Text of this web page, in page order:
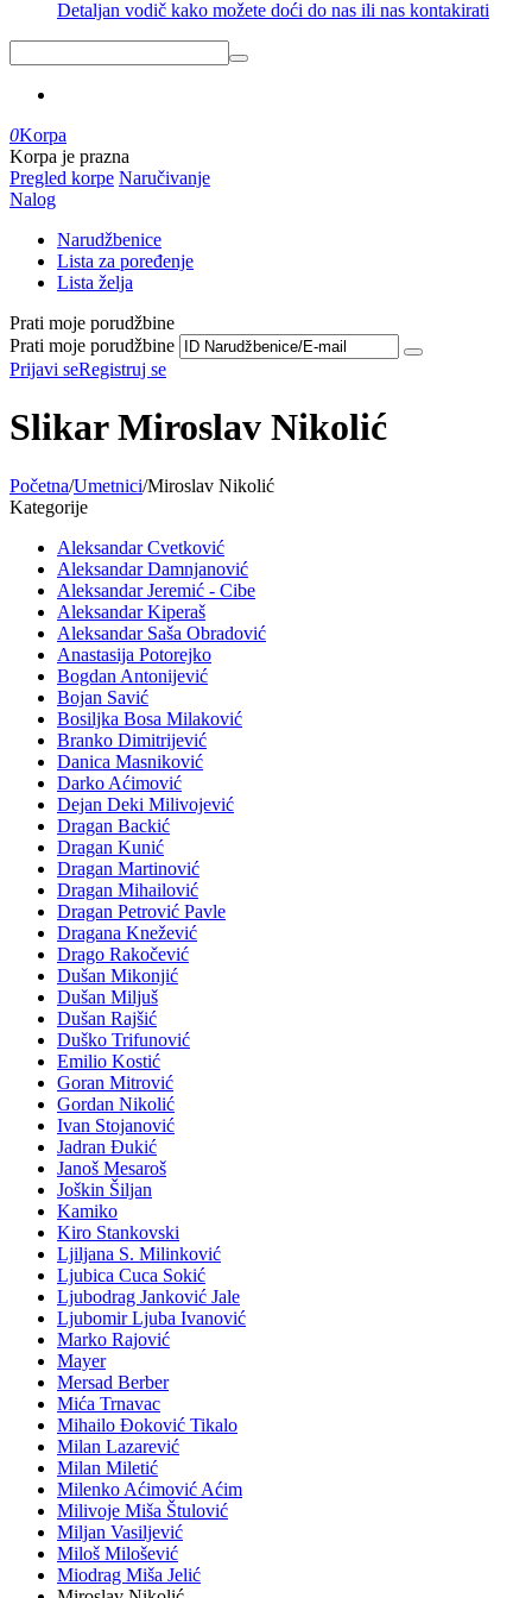
Detaljan vodič kako možete doći do nas ili nas kontakirati
0Korpa
Korpa je prazna
Pregled korpe Naručivanje
Nalog
Narudžbenice
Lista za poređenje
Lista želja
Prati moje porudžbine
Prati moje porudžbine
Prijavi seRegistruj se
Slikar Miroslav Nikolić
Početna/Umetnici/Miroslav Nikolić
Kategorije
Aleksandar Cvetković
Aleksandar Damnjanović
Aleksandar Jeremić - Cibe
Aleksandar Kiperaš
Aleksandar Saša Obradović
Anastasija Potorejko
Bogdan Antonijević
Bojan Savić
Bosiljka Bosa Milaković
Branko Dimitrijević
Danica Masniković
Darko Aćimović
Dejan Deki Milivojević
Dragan Backić
Dragan Kunić
Dragan Martinović
Dragan Mihailović
Dragan Petrović Pavle
Dragana Knežević
Drago Rakočević
Dušan Mikonjić
Dušan Miljuš
Dušan Rajšić
Duško Trifunović
Emilio Kostić
Goran Mitrović
Gordan Nikolić
Ivan Stojanović
Jadran Đukić
Janoš Mesaroš
Joškin Šiljan
Kamiko
Kiro Stankovski
Ljiljana S. Milinković
Ljubica Cuca Sokić
Ljubodrag Janković Jale
Ljubomir Ljuba Ivanović
Marko Rajović
Mayer
Mersad Berber
Mića Trnavac
Mihailo Đoković Tikalo
Milan Lazarević
Milan Miletić
Milenko Aćimović Aćim
Milivoje Miša Štulović
Miljan Vasiljević
Miloš Milošević
Miodrag Miša Jelić